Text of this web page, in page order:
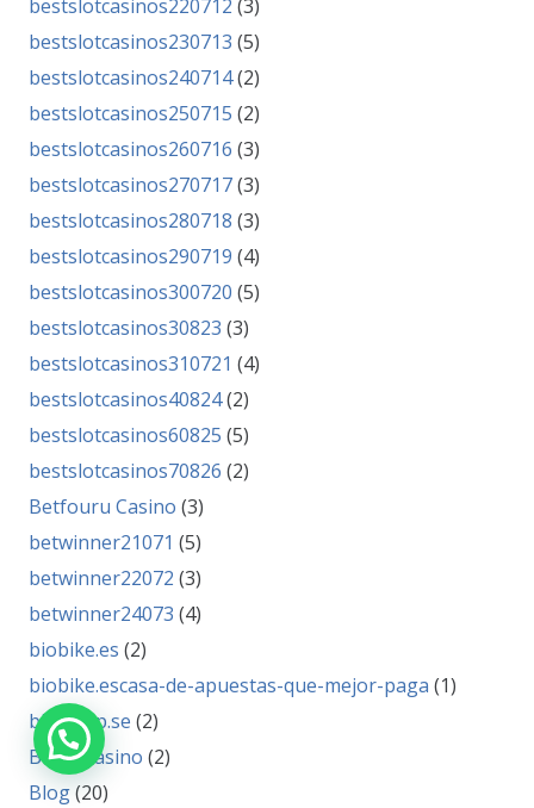
bestslotcasinos220712 (3)
bestslotcasinos230713 (5)
bestslotcasinos240714(2)
bestslotcasinos250715 (2)
bestslotcasinos260716 (3)
bestslotcasinos270717(3)
bestslotcasinos280718 (3)
bestslotcasinos290719 (4)
bestslotcasinos300720 (5)
bestslotcasinos30823 (3)
bestslotcasinos310721 (4)
bestslotcasinos40824(2)
bestslotcasinos60825 (5)
bestslotcasinos70826 (2)
Betfouru Casino (3)
betwinner21071 (5)
betwinner22072 (3)
betwinner24073 (4)
biobike.es (2)
biobike.escasa-de-apuestas-que-mejor-paga (1)
bitzshop.se (2)
Bizzo Casino (2)
Blog(20)